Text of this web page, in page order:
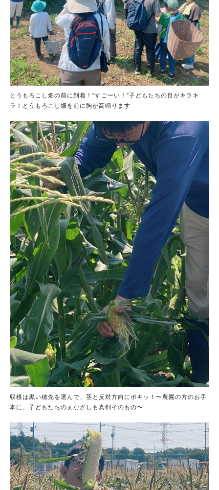
とうもろこし畑の前に到着！“すごーい！”子どもたちの目がキラキ
ラ！とうもろこし畑を前に胸が高鳴ります
収穫は黒い穂先を選んで、茎と反対方向にポキッ！〜農園の方のお手
本に、子どもたちのまなざしも真剣そのもの〜